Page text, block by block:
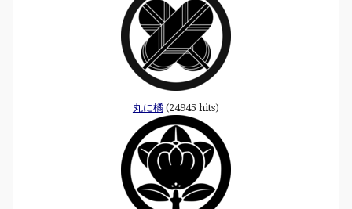
丸に橘(24945 hits)